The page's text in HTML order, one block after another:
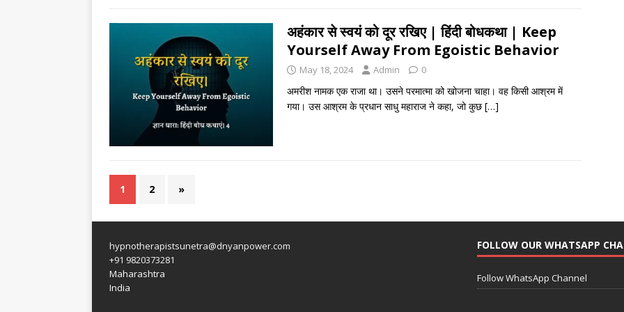
अहंकार से स्वयं को दूर रखिए | हिंदी बोधकथा | Keep
Yourself Away From Egoistic Behavior
May 18, 2024 Admin 0
अमरीश नामक एक राजा था। उसने परमात्मा को खोजना चाहा। वह किसी आश्रम में
गया। उस आश्रम के प्रधान साधु महाराज ने कहा, जो कुछ […]
1 2 »
hypnotherapistsunetra@dnyanpower.com
+91 9820373281
Maharashtra
India
FOLLOW OUR WHATSAPP
Follow WhatsApp Channel